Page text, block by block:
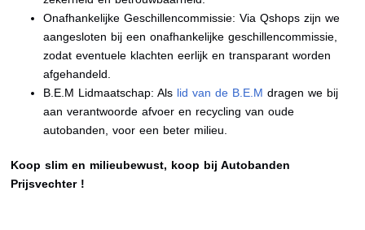
Onafhankelijke Geschillencommissie: Via Qshops zijn we
aangesloten bij een onafhankelijke geschillencommissie,
zodat eventuele klachten eerlijk en transparant worden
afgehandeld.
B.E.M Lidmaatschap: Als lid van de B.E.M dragen we bij
aan verantwoorde afvoer en recycling van oude
autobanden, voor een beter milieu.
Koop slim en milieubewust, koop bij Autobanden
Prijsvechter !